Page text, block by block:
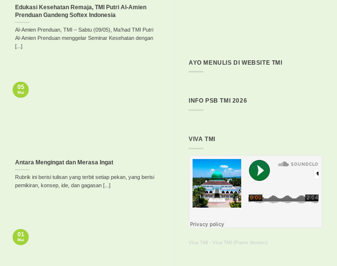
Edukasi Kesehatan Remaja, TMI Putri Al-Amien
Prenduan Gandeng Softex Indonesia
Al-Amien Prenduan, TMI – Sabtu (09/05), Ma’had TMI Putri
Al-Amien Prenduan menggelar Seminar Kesehatan dengan
[...]
Antara Mengingat dan Merasa Ingat
Rubrik ini berisi tulisan yang terbit setiap pekan, yang berisi
pemikiran, konsep, ide, dan gagasan [...]
05
Mei
01
Mei
AYO MENULIS DI WEBSITE TMI
INFO PSB TMI 2026
VIVA TMI
Viva TMI · Viva TMI (Piano Version)